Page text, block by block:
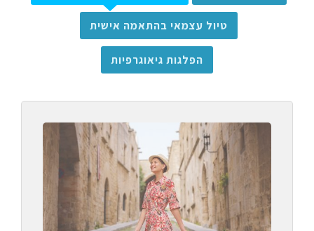
טיול עצמאי בהתאמה אישית
הפלגות גיאוגרפיות